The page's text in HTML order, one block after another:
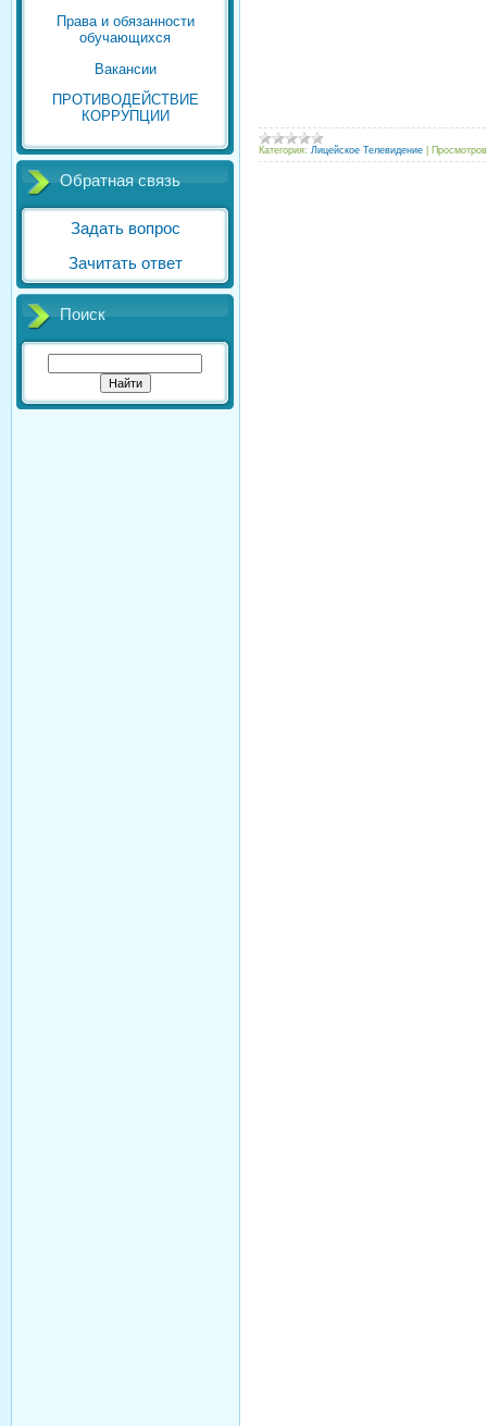
Права и обязанности
обучающихся
Вакансии
ПРОТИВОДЕЙСТВИЕ
КОРРУПЦИИ
Обратная связь
Задать вопрос
Зачитать ответ
Поиск
Категория: Лицейское Телевидение